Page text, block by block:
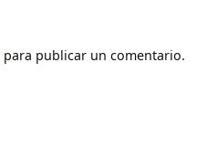
para publicar un comentario.